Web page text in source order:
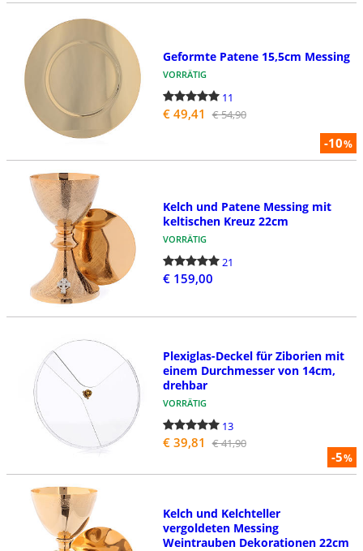
-10%
Geformte Patene 15,5cm Messing
VORRÄTIG
11
€ 49,41 € 54,90
Kelch und Patene Messing mit
keltischen Kreuz 22cm
VORRÄTIG
21
€ 159,00
-5%
Plexiglas-Deckel für Ziborien mit
einem Durchmesser von 14cm,
drehbar
VORRÄTIG
13
€ 39,81 € 41,90
Kelch und Kelchteller
vergoldeten Messing
Weintrauben Dekorationen 22cm